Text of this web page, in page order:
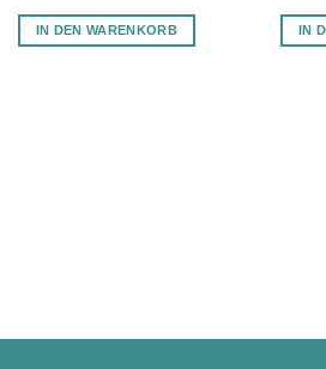
IN DEN WARENKORB IN